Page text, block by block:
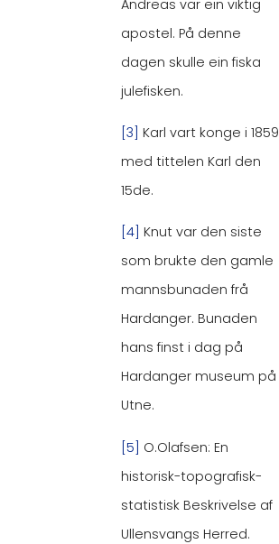
Andreas var ein viktig
apostel. På denne
dagen skulle ein fiska
julefisken.
[3] Karl vart konge i 1859
med tittelen Karl den
15de.
[4] Knut var den siste
som brukte den gamle
mannsbunaden frå
Hardanger. Bunaden
hans finst i dag på
Hardanger museum på
Utne.
[5] O.Olafsen: En
historisk-topografisk-
statistisk Beskrivelse af
Ullensvangs Herred.